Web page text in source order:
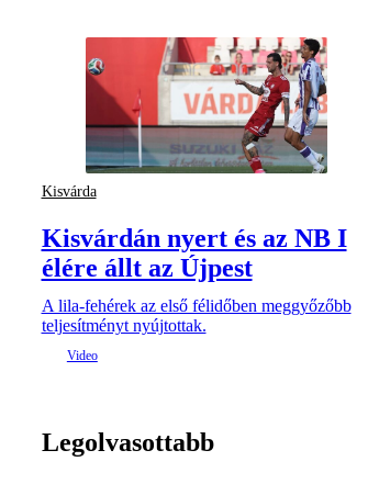
Kisvárda
Kisvárdán nyert és az NB I
élére állt az Újpest
A lila-fehérek az első félidőben meggyőzőbb
teljesítményt nyújtottak.
Legolvasottabb